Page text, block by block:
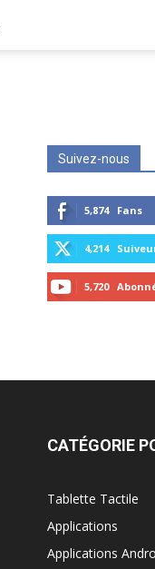
Suivez-nous
5,874 Fans
4,214
5,720
CATÉGORIE
Tablette Tactile
Applications
Applications